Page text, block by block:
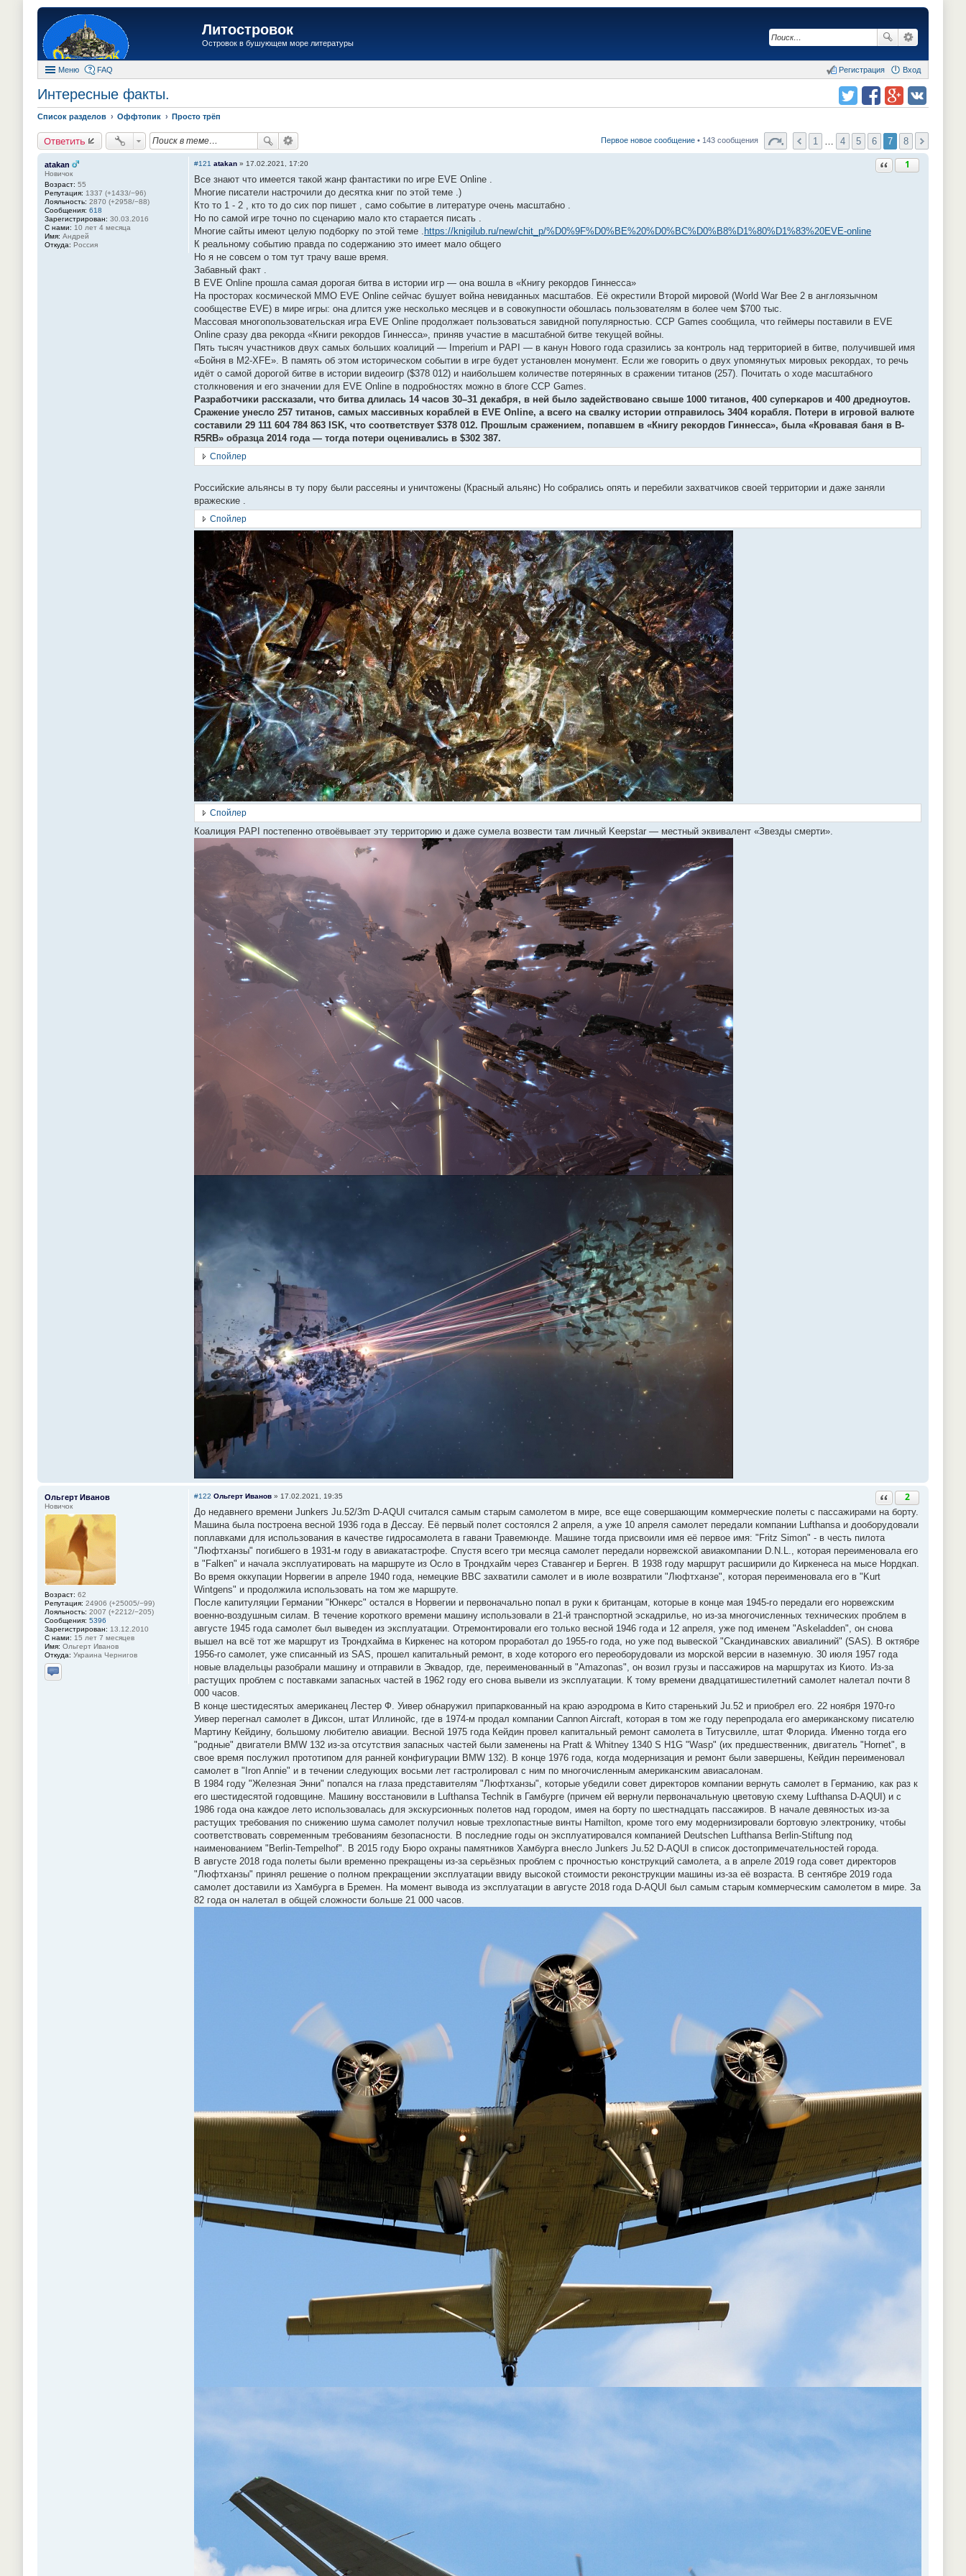
Литостровок
Островок в бушующем море литературы
Меню FAQ Вход
Регистрация
Интересные факты.
Список разделов Оффтопик Просто трёп
Ответить Первое новое сообщение • 143 сообщения 1 4 5 6 7 8
atakan
Новичок
Возраст: 55
Репутация: 1337 (+1433/−96)
Лояльность: 2870 (+2958/−88)
Сообщения: 618
Зарегистрирован: 30.03.2016
С нами: 10 лет 4 месяца
Имя: Андрей
Откуда: Россия
Ответить с цитатой
1
#121 atakan » 17.02.2021, 17:20
Все знают что имеется такой жанр фантастики по игре EVE Online .
Многие писатели настрочили до десятка книг по этой теме .)
Кто то 1 - 2 , кто то до сих пор пишет , само событие в литературе очень масштабно .
Но по самой игре точно по сценарию мало кто старается писать .
Многие сайты имеют целую подборку по этой теме . https://knigilub.ru/new/chit_p/%D0%9F%D0%BE%20%D0%BC%D0%B8%D1%80%D1%83%20EVE-online
К реальному событию правда по содержанию это имеет мало общего
Но я не совсем о том тут трачу ваше время.
Забавный факт .
В EVE Online прошла самая дорогая битва в истории игр — она вошла в «Книгу рекордов Гиннесса»
На просторах космической MMO EVE Online сейчас бушует война невиданных масштабов. Её окрестили Второй мировой (World War Bee 2 в англоязычном
сообществе EVE) в мире игры: она длится уже несколько месяцев и в совокупности обошлась пользователям в более чем $700 тыс.
Массовая многопользовательская игра EVE Online продолжает пользоваться завидной популярностью. CCP Games сообщила, что геймеры поставили в EVE
Online сразу два рекорда «Книги рекордов Гиннесса», приняв участие в масштабной битве текущей войны.
Пять тысяч участников двух самых больших коалиций — Imperium и PAPI — в канун Нового года сразились за контроль над территорией в битве, получившей имя
«Бойня в M2-XFE». В память об этом историческом событии в игре будет установлен монумент. Если же говорить о двух упомянутых мировых рекордах, то речь
идёт о самой дорогой битве в истории видеоигр ($378 012) и наибольшем количестве потерянных в сражении титанов (257). Почитать о ходе масштабного
столкновения и его значении для EVE Online в подробностях можно в блоге CCP Games.
Разработчики рассказали, что битва длилась 14 часов 30–31 декабря, в ней было задействовано свыше 1000 титанов, 400 суперкаров и 400 дредноутов.
Сражение унесло 257 титанов, самых массивных кораблей в EVE Online, а всего на свалку истории отправилось 3404 корабля. Потери в игровой валюте
составили 29 111 604 784 863 ISK, что соответствует $378 012. Прошлым сражением, попавшем в «Книгу рекордов Гиннесса», была «Кровавая баня в B-
R5RB» образца 2014 года — тогда потери оценивались в $302 387.
Спойлер
Российские альянсы в ту пору были рассеяны и уничтожены (Красный альянс) Но собрались опять и перебили захватчиков своей территории и даже заняли
вражеские .
Спойлер
Спойлер
Коалиция PAPI постепенно отвоёвывает эту территорию и даже сумела возвести там личный Keepstar — местный эквивалент «Звезды смерти».
Ольгерт Иванов
Новичок
Возраст: 62
Репутация: 24906 (+25005/−99)
Лояльность: 2007 (+2212/−205)
Сообщения: 5396
Зарегистрирован: 13.12.2010
С нами: 15 лет 7 месяцев
Имя: Ольгерт Иванов
Откуда: Украина Чернигов
Отправить личное сообщение
Ответить с цитатой
2
#122 Ольгерт Иванов » 17.02.2021, 19:35
До недавнего времени Junkers Ju.52/3m D-AQUI считался самым старым самолетом в мире, все еще совершающим коммерческие полеты с пассажирами на борту.
Машина была построена весной 1936 года в Дессау. Её первый полет состоялся 2 апреля, а уже 10 апреля самолет передали компании Lufthansa и дооборудовали
поплавками для использования в качестве гидросамолета в гавани Травемюнде. Машине тогда присвоили имя её первое имя: "Fritz Simon" - в честь пилота
"Люфтханзы" погибшего в 1931-м году в авиакатастрофе. Спустя всего три месяца самолет передали норвежской авиакомпании D.N.L., которая переименовала его
в "Falken" и начала эксплуатировать на маршруте из Осло в Трондхайм через Ставангер и Берген. В 1938 году маршрут расширили до Киркенеса на мысе Нордкап.
Во время оккупации Норвегии в апреле 1940 года, немецкие ВВС захватили самолет и в июле возвратили "Люфтханзе", которая переименовала его в "Kurt
Wintgens" и продолжила использовать на том же маршруте.
После капитуляции Германии "Юнкерс" остался в Норвегии и первоначально попал в руки к британцам, которые в конце мая 1945-го передали его норвежским
военно-воздушным силам. В течение короткого времени машину использовали в 21-й транспортной эскадрилье, но из-за многочисленных технических проблем в
августе 1945 года самолет был выведен из эксплуатации. Отремонтировали его только весной 1946 года и 12 апреля, уже под именем "Askeladden", он снова
вышел на всё тот же маршрут из Трондхайма в Киркенес на котором проработал до 1955-го года, но уже под вывеской "Скандинавских авиалиний" (SAS). В октябре
1956-го самолет, уже списанный из SAS, прошел капитальный ремонт, в ходе которого его переоборудовали из морской версии в наземную. 30 июля 1957 года
новые владельцы разобрали машину и отправили в Эквадор, где, переименованный в "Amazonas", он возил грузы и пассажиров на маршрутах из Киото. Из-за
растущих проблем с поставками запасных частей в 1962 году его снова вывели из эксплуатации. К тому времени двадцатишестилетний самолет налетал почти 8
000 часов.
В конце шестидесятых американец Лестер Ф. Уивер обнаружил припаркованный на краю аэродрома в Кито старенький Ju.52 и приобрел его. 22 ноября 1970-го
Уивер перегнал самолет в Диксон, штат Иллинойс, где в 1974-м продал компании Cannon Aircraft, которая в том же году перепродала его американскому писателю
Мартину Кейдину, большому любителю авиации. Весной 1975 года Кейдин провел капитальный ремонт самолета в Титусвилле, штат Флорида. Именно тогда его
"родные" двигатели BMW 132 из-за отсутствия запасных частей были заменены на Pratt & Whitney 1340 S H1G "Wasp" (их предшественник, двигатель "Hornet", в
свое время послужил прототипом для ранней конфигурации BMW 132). В конце 1976 года, когда модернизация и ремонт были завершены, Кейдин переименовал
самолет в "Iron Annie" и в течении следующих восьми лет гастролировал с ним по многочисленным американским авиасалонам.
В 1984 году "Железная Энни" попался на глаза представителям "Люфтханзы", которые убедили совет директоров компании вернуть самолет в Германию, как раз к
его шестидесятой годовщине. Машину восстановили в Lufthansa Technik в Гамбурге (причем ей вернули первоначальную цветовую схему Lufthansa D-AQUI) и с
1986 года она каждое лето использовалась для экскурсионных полетов над городом, имея на борту по шестнадцать пассажиров. В начале девяностых из-за
растущих требования по снижению шума самолет получил новые трехлопастные винты Hamilton, кроме того ему модернизировали бортовую электронику, чтобы
соответствовать современным требованиям безопасности. В последние годы он эксплуатировался компанией Deutschen Lufthansa Berlin-Stiftung под
наименованием "Berlin-Tempelhof". В 2015 году Бюро охраны памятников Хамбурга внесло Junkers Ju.52 D-AQUI в список достопримечательностей города.
В августе 2018 года полеты были временно прекращены из-за серьёзных проблем с прочностью конструкций самолета, а в апреле 2019 года совет директоров
"Люфтханзы" принял решение о полном прекращении эксплуатации ввиду высокой стоимости реконструкции машины из-за её возраста. В сентябре 2019 года
самолет доставили из Хамбурга в Бремен. На момент вывода из эксплуатации в августе 2018 года D-AQUI был самым старым коммерческим самолетом в мире. За
82 года он налетал в общей сложности больше 21 000 часов.